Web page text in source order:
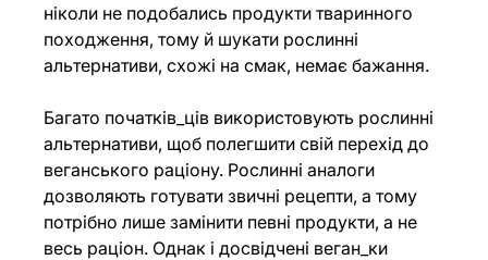
ніколи не подобались продукти тваринного
походження, тому й шукати рослинні
альтернативи, схожі на смак, немає бажання.
Багато початків_ців використовують рослинні
альтернативи, щоб полегшити свій перехід до
веганського раціону. Рослинні аналоги
дозволяють готувати звичні рецепти, а тому
потрібно лише замінити певні продукти, а не
весь раціон. Однак і досвідчені веган_ки